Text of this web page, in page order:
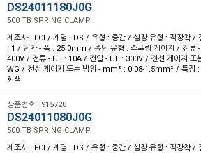
DS24011180J0G
500 TB SPRING CLAMP
제조사 : FCI / 계열 : DS / 유형 : 중간 / 실장 유형 : 직장착 /
: 1 / 단자 - 폭 : 25.0mm / 종단 유형 : 스프링 케이지 / 전류
400V / 전류 - UL : 10A / 전압 - UL : 300V / 전선 게이지 또
WG / 전선 게이지 또는 범위 - mm² : 0.08-1.5mm² / 특징 :
회색
상품번호 : 915728
DS24011080J0G
500 TB SPRING CLAMP
제조사 : FCI / 계열 : DS / 유형 : 중간 / 실장 유형 : 직장착 /